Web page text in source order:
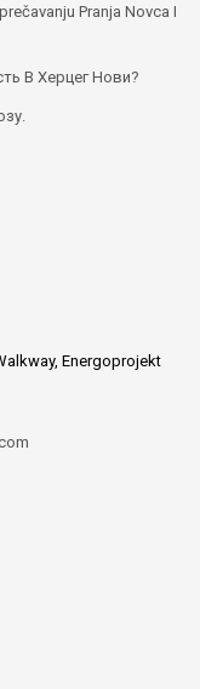
Pranja Novca I
В Херцег Нови?
Energoprojekt